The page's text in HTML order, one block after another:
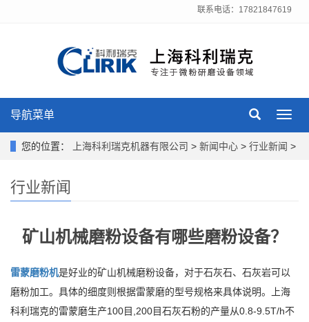
联系电话：17821847619
导航菜单
您的位置： 上海科利瑞克机器有限公司 > 新闻中心 > 行业新闻 >
行业新闻
矿山机械磨粉设备有哪些磨粉设备？
雷蒙磨粉机是好业的矿山机械磨粉设备，对于石灰石、石灰岩可以
磨粉加工。具体的细度则根据雷蒙磨的型号规格来具体说明。上海
科利瑞克的雷蒙磨生产100目,200目石灰石粉的产量从0.8-9.5T/h不